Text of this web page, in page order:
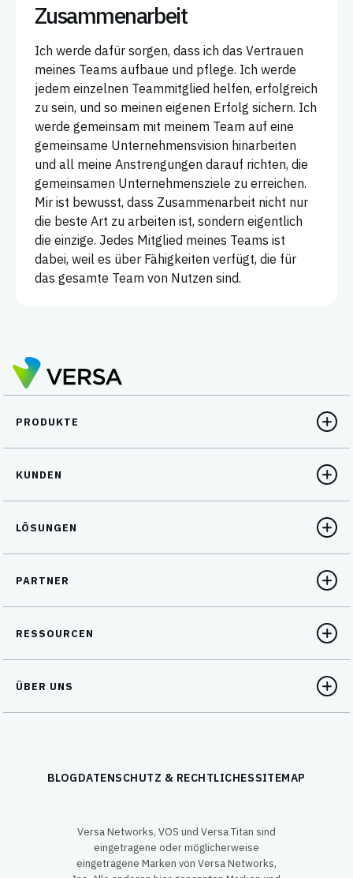
Zusammenarbeit
Ich werde dafür sorgen, dass ich das Vertrauen
meines Teams aufbaue und pflege. Ich werde
jedem einzelnen Teammitglied helfen, erfolgreich
zu sein, und so meinen eigenen Erfolg sichern. Ich
werde gemeinsam mit meinem Team auf eine
gemeinsame Unternehmensvision hinarbeiten
und all meine Anstrengungen darauf richten, die
gemeinsamen Unternehmensziele zu erreichen.
Mir ist bewusst, dass Zusammenarbeit nicht nur
die beste Art zu arbeiten ist, sondern eigentlich
die einzige. Jedes Mitglied meines Teams ist
dabei, weil es über Fähigkeiten verfügt, die für
das gesamte Team von Nutzen sind.
PRODUKTE
KUNDEN
LÖSUNGEN
PARTNER
RESSOURCEN
ÜBER UNS
BLOGDATENSCHUTZ & RECHTLICHESSITEMAP
Versa Networks, VOS und Versa Titan sind
eingetragene oder möglicherweise
eingetragene Marken von Versa Networks,